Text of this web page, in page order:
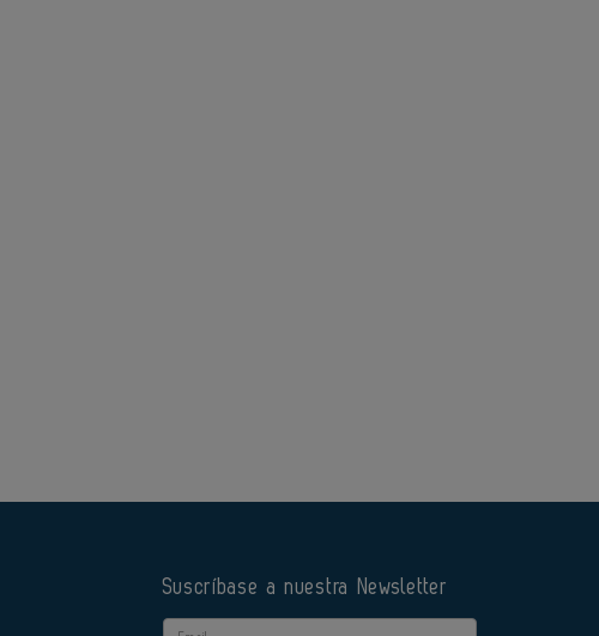
Suscríbase a nuestra Newsletter
Email